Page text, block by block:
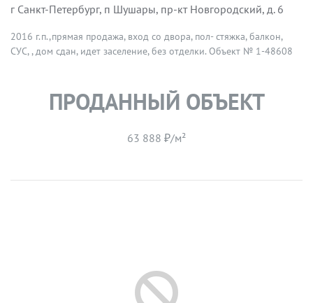
г Санкт-Петербург, п Шушары, пр-кт Новгородский, д. 6
2016 г.п.,прямая продажа, вход со двора, пол- стяжка, балкон,
СУС, , дом сдан, идет заселение, без отделки. Объект № 1-48608
ПРОДАННЫЙ ОБЪЕКТ
63 888 ₽/м²